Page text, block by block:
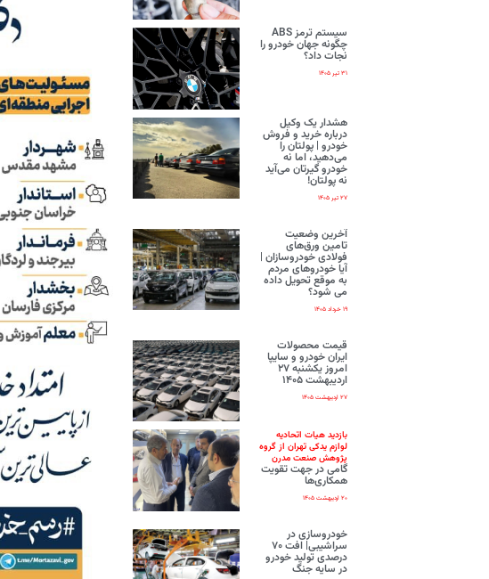
سیستم ترمز ABS
چگونه جهان خودرو را
نجات داد؟
۳۱ تیر ۱۴۰۵
هشدار یک وکیل
درباره خرید و فروش
خودرو | پولتان را
می‌دهید، اما نه
خودرو گیرتان می‌آید
نه پولتان!
۲۷ تیر ۱۴۰۵
آخرین وضعیت
تامین ورق‌های
فولادی خودروسازان |
آیا خودروهای مردم
به موقع تحویل داده
می شود؟
۱۹ خرداد ۱۴۰۵
قیمت محصولات
ایران‌ خودرو و سایپا
امروز یکشنبه ۲۷
اردیبهشت ۱۴۰۵
۲۷ اردیبهشت ۱۴۰۵
بازدید هیات اتحادیه
لوازم یدکی تهران از گروه
پژوهش صنعت مدرن
گامی در جهت تقویت
همکاری‌ها
۲۰ اردیبهشت ۱۴۰۵
خودروسازی در
سراشیبی| افت ۷۰
درصدی تولید خودرو
در سایه جنگ